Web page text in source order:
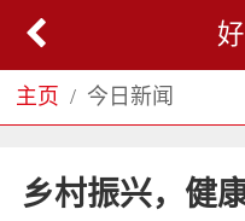
主页 今日新闻
乡村振兴，健